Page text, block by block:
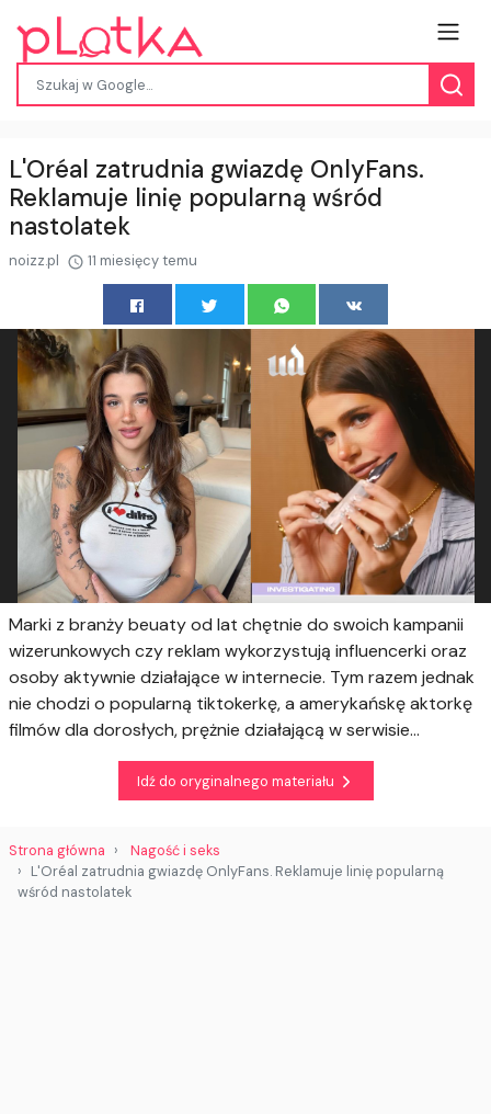
L'Oréal zatrudnia gwiazdę OnlyFans.
Reklamuje linię popularną wśród
nastolatek
noizz.pl 11 miesięcy temu
Marki z branży beuaty od lat chętnie do swoich kampanii
wizerunkowych czy reklam wykorzystują influencerki oraz
osoby aktywnie działające w internecie. Tym razem jednak
nie chodzi o popularną tiktokerkę, a amerykańskę aktorkę
filmów dla dorosłych, prężnie działającą w serwisie...
Idź do oryginalnego materiału
Strona główna
Nagość i seks
L'Oréal zatrudnia gwiazdę OnlyFans. Reklamuje linię popularną
wśród nastolatek